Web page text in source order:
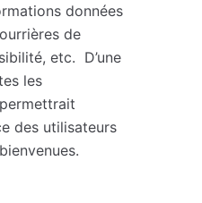
données
de
etc. D’une
les
des utilisateurs